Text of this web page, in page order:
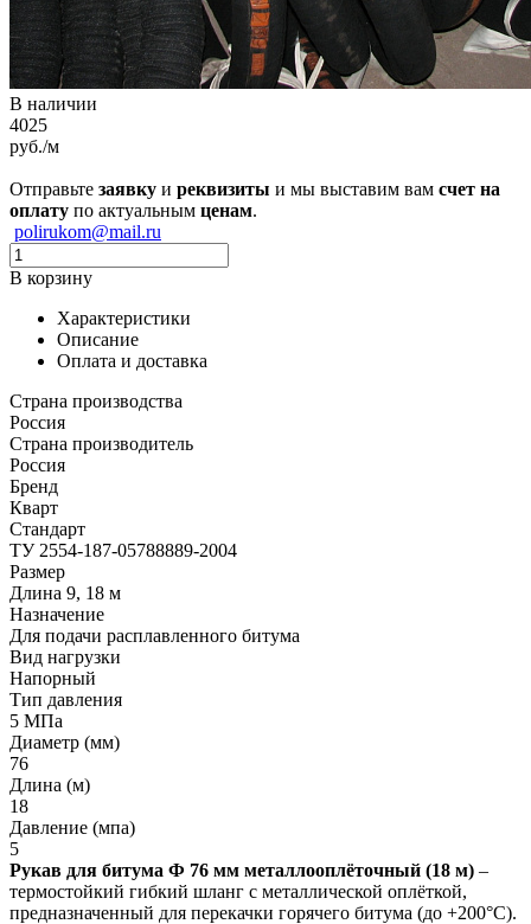
В наличии
4025
руб./м
Отправьте заявку и реквизиты и мы выставим вам счет на
оплату по актуальным ценам.
polirukom@mail.ru
В корзину
Характеристики
Описание
Оплата и доставка
Страна производства
Россия
Страна производитель
Россия
Бренд
Кварт
Стандарт
ТУ 2554-187-05788889-2004
Размер
Длина 9, 18 м
Назначение
Для подачи расплавленного битума
Вид нагрузки
Напорный
Тип давления
5 МПа
Диаметр (мм)
76
Длина (м)
18
Давление (мпа)
5
Рукав для битума Ф 76 мм металлооплёточный (18 м) –
термостойкий гибкий шланг с металлической оплёткой,
предназначенный для перекачки горячего битума (до +200°C).